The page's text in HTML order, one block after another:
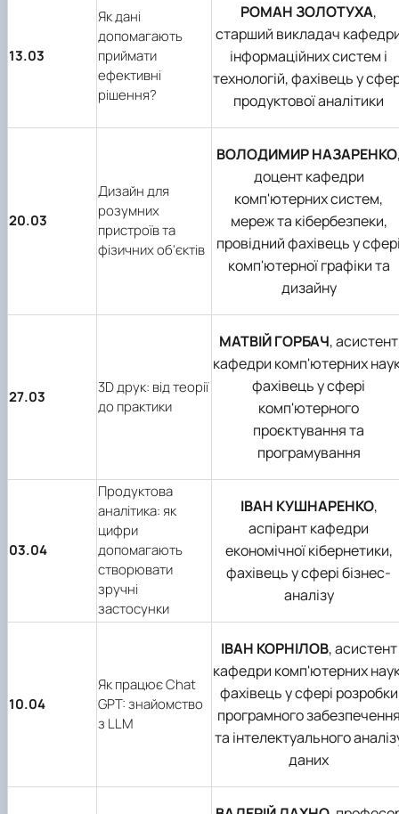
13.03
Як дані
допомагають
приймати
ефективні
рішення?
РОМАН ЗОЛОТУХА,
старший викладач
інформаційних систем і
технологій, фахівець у
продуктової аналітики
20.03
Дизайн для
розумних
пристроїв та
фізичних об'єктів
ВОЛОДИМИР НАЗАРЕНКО
доцент кафедри
комп'ютерних систем,
мереж та кібербезпеки,
провідний фахівець у
комп'ютерної графіки та
дизайну
27.03
3D друк: від теорії
до практики
МАТВІЙ ГОРБАЧ, асистент
кафедри комп'ютерних
фахівець у сфері
комп'ютерного
проєктування та
програмування
03.04
Продуктова
аналітика: як
цифри
допомагають
створювати
зручні
застосунки
ІВАН КУШНАРЕНКО,
аспірант кафедри
економічної кібернетики,
фахівець у сфері бізнес-
аналізу
10.04
Як працює Chat
GPT: знайомство
з LLM
ІВАН КОРНІЛОВ, асистент
кафедри комп'ютерних
фахівець у сфері розробки
програмного
та інтелектуального
даних